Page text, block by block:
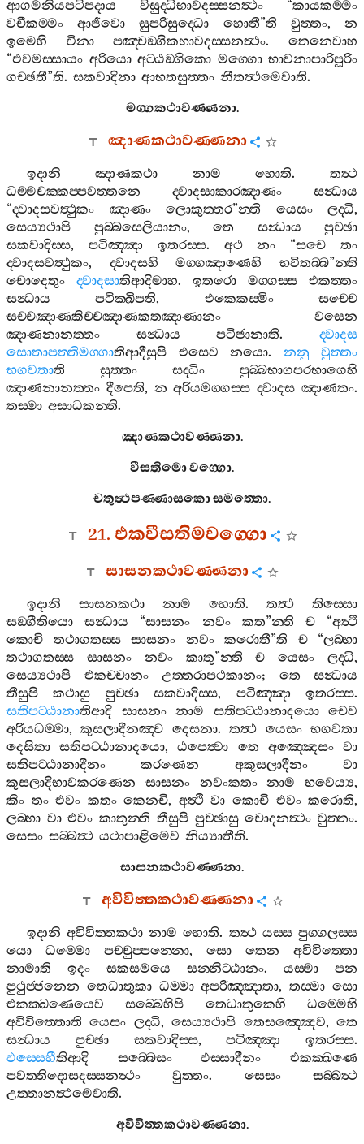
ආගමනියපටිපදාය විසුද‍්ධිභාවදස‍්සනත්‍ථං “කායකම‍්මං
වචීකම‍්මං
ආජීවො සුපරිසුද‍්ධො හොතී”ති වුත‍්තං,න
ඉමෙහි
විනා පඤ‍්චඞ‍්ගිකභාවදස‍්සනත්‍ථං.තෙනෙවාහ
“එවමස‍්සායං අරියො අට‍්ඨඞ‍්ගිකො මග‍්ගො භාවනාපාරිපූරිං
ගච‍්ඡතී”ති. සකවාදිනා ආභතසුත‍්තං නීතත්‍ථමෙවාති.
මග‍්ගකථාවණ‍්ණනා.
ඤාණකථාවණ‍්ණනා
ඉදානි ඤාණකථා නාම හොති. තත්‍ථ
ධම‍්මචක‍්කප‍්පවත‍්තනෙ
ද‍්වාදසාකාරඤාණං
සන්‍ධාය
“ද‍්වාදසවත්‍ථුකං ඤාණං ලොකුත‍්තර”න‍්ති යෙසං ලද‍්ධි,
සෙය්‍යථාපි
පුබ‍්බසෙලියානං, තෙ සන්‍ධාය
පුච‍්ඡා
සකවාදිස‍්ස, පටිඤ‍්ඤා ඉතරස‍්ස. අථ නං “සචෙ
තං
ද‍්වාදසවත්‍ථුකං, ද‍්වාදසහි මග‍්ගඤාණෙහි භවිතබ‍්බ”න‍්ති
චොදෙතුං
ද‍්වාදසාතිආදිමාහ. ඉතරො මග‍්ගස‍්ස
එකත‍්තං
සන්‍ධාය
පටික‍්ඛිපති, එකෙකස‍්මිං
සච‍්චෙ
සච‍්චඤාණකිච‍්චඤාණකතඤාණානං
වසෙන
ඤාණනානත‍්තං
සන්‍ධාය පටිජානාති.ද‍්වාදස
සොතාපත‍්තිමග‍්ගාතිආදීසුපි එසෙව නයො. නනු
වුත‍්තං
භගවතාති සුත‍්තං සද‍්ධිං
පුබ‍්බභාගපරභාගෙහි
ඤාණනානත‍්තං දීපෙති, න අරියමග‍්ගස‍්ස ද‍්වාදස ඤාණතං.
තස‍්මා අසාධකන‍්ති.
ඤාණකථාවණ‍්ණනා.
වීසතිමොවග‍්ගො.
චතුත්‍ථපණ‍්ණාසකොසමත‍්තො.
21.එකවීසතිමවග‍්ගො
සාසනකථාවණ‍්ණනා
ඉදානි සාසනකථා නාම හොති. තත්‍ථ
තිස‍්සො
සඞ‍්ගීතියො
සන්‍ධාය “සාසනං නවං කත”න‍්ති ච“අත්‍ථි
කොචි
තථාගතස‍්ස සාසනං නවං කරොතී”ති ච“ලබ‍්භා
තථාගතස‍්ස
සාසනං නවං කාතු”න‍්ති ච යෙසං ලද‍්ධි,
සෙය්‍යථාපි
එකච‍්චානං උත‍්තරාපථකානං; තෙ
සන්‍ධාය
තීසුපි
කථාසු පුච‍්ඡා සකවාදිස‍්ස, පටිඤ‍්ඤා ඉතරස‍්ස.
සතිපට‍්ඨානාතිආදි සාසනං නාම සතිපට‍්ඨානාදයො
චෙව
අරියධම‍්මා,කුසලාදීනඤ‍්ච දෙසනා.තත්‍ථ යෙසං භගවතා
දෙසිතා සතිපට‍්ඨානාදයො,ඨපෙත්‍වා තෙ අඤ‍්ඤෙසං වා
සතිපට‍්ඨානාදීනං
කරණෙන අකුසලාදීනං
වා
කුසලාදිභාවකරණෙන
සාසනං නවංකතං නාම භවෙය්‍ය,
කිං තං එවං කතං කෙනචි, අත්‍ථි වා කොචි එවං කරොති,
ලබ‍්භා වා එවං කාතුන‍්ති තීසුපි පුච‍්ඡාසු චොදනත්‍ථං වුත‍්තං.
සෙසං සබ‍්බත්‍ථ යථාපාළිමෙව නිය්‍යාතීති.
සාසනකථාවණ‍්ණනා.
අවිවිත‍්තකථාවණ‍්ණනා
ඉදානි අවිවිත‍්තකථා නාම හොති. තත්‍ථ යස‍්ස පුග‍්ගලස‍්ස
යො
ධම‍්මො පච‍්චුප‍්පන‍්නො, සො තෙන
අවිවිත‍්තො
නාමාති
ඉදං සකසමයෙ සන‍්නිට‍්ඨානං. යස‍්මා
පන
පුථුජ‍්ජනෙන තෙධාතුකා ධම‍්මා අපරිඤ‍්ඤාතා,තස‍්මා සො
එකක‍්ඛණෙයෙව
සබ‍්බෙහිපි තෙධාතුකෙහි
ධම‍්මෙහි
අවිවිත‍්තොති යෙසං ලද‍්ධි,සෙය්‍යථාපි තෙසඤ‍්ඤෙව,තෙ
සන්‍ධාය
පුච‍්ඡා සකවාදිස‍්ස,පටිඤ‍්ඤා ඉතරස‍්ස.
ඵස‍්සෙහීතිආදි සබ‍්බෙසං ඵස‍්සාදීනං
එකක‍්ඛණෙ
පවත‍්තිදොසදස‍්සනත්‍ථං
වුත‍්තං. සෙසං
සබ‍්බත්‍ථ
උත‍්තානත්‍ථමෙවාති.
අවිවිත‍්තකථාවණ‍්ණනා.